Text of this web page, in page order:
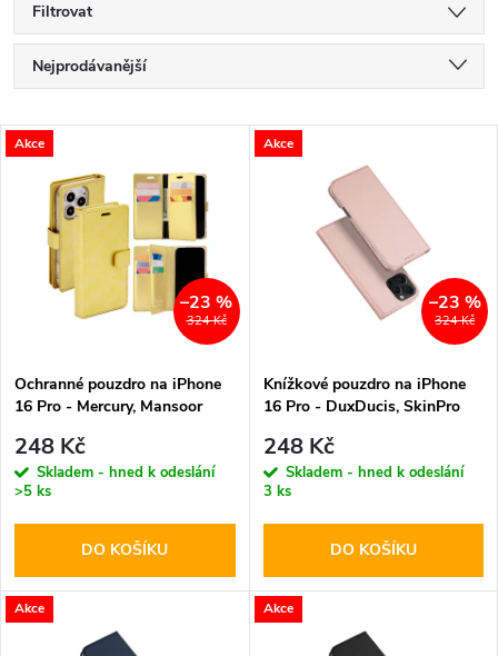
Filtrovat
Ř
a
p
r
o
d
u
Nejprodávanější
Nejdražší
Abecedně
V
s
p
r
o
d
Akce
324 Kč
–23 %
Ochranné pouzdro na iPhone
16 Pro - Mercury, Mansoor
248 Kč
Skladem - hned k odeslání
>5 ks
DO KOŠÍKU
Akce
324 Kč
–23 %
Knížkové pouzdro na iPhone
16 Pro - DuxDucis, SkinPro
248 Kč
Skladem - hned k odeslání
3 ks
DO KOŠÍKU
Akce Akce